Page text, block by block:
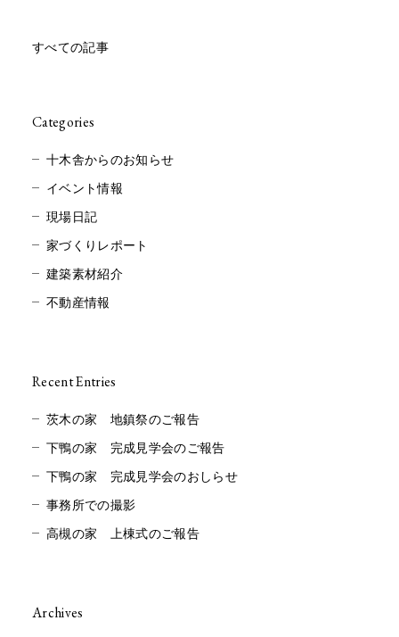
すべての記事
Categories
十木舎からのお知らせ
イベント情報
現場日記
家づくりレポート
建築素材紹介
不動産情報
Recent Entries
茨木の家 地鎮祭のご報告
下鴨の家 完成見学会のご報告
下鴨の家 完成見学会のおしらせ
事務所での撮影
高槻の家 上棟式のご報告
Archives